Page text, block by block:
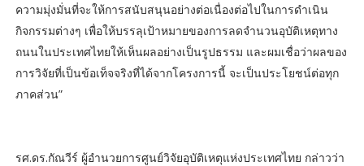
ความมุ่งมั่นที่จะให้การสนับสนุนอย่างต่อเนื่องต่อไปในการดำเนิน
กิจกรรมต่างๆ เพื่อให้บรรลุเป้าหมายของการลดจำนวนอุบัติเหตุทาง
ถนนในประเทศไทยให้เห็นผลอย่างเป็นรูปธรรม และผมเชื่อว่าผลของ
การวิจัยที่เป็นข้อเท็จจริงที่ได้จากโครงการนี้ จะเป็นประโยชน์ต่อทุก
ภาคส่วน”
รศ.ดร.กัณวีร์ ผู้อำนวยการศูนย์วิจัยอุบัติเหตุแห่งประเทศไทย กล่าวว่า